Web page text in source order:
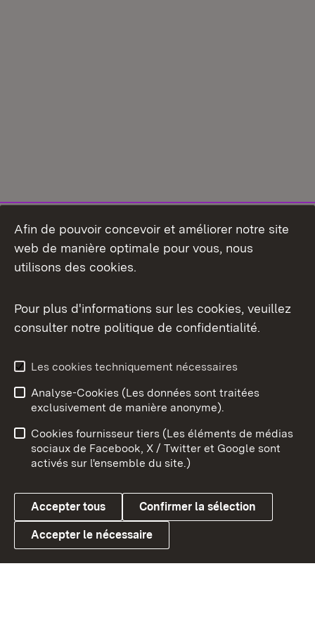
Aperçu des thèmes
Link zum Landesportal
Conseils d'utilisation
Confidentialité
Cookies
Afin de pouvoir concevoir et améliorer notre site
web de manière optimale pour vous, nous
utilisons des cookies.
Pour plus d'informations sur les cookies, veuillez
consulter notre politique de confidentialité.
Les cookies techniquement nécessaires
Analyse-Cookies (Les données sont traitées
exclusivement de manière anonyme).
Cookies fournisseur tiers (Les éléments de médias
sociaux de Facebook, X / Twitter et Google sont
activés sur l'ensemble du site.)
Accepter tous Confirmer la sélection
Accepter le nécessaire